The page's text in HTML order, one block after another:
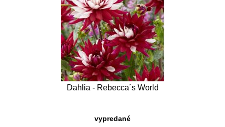
Dahlia - Rebecca´s World
vypredané